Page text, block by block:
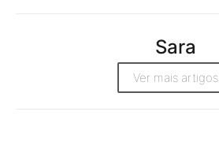
Sara
Ver mais artigos